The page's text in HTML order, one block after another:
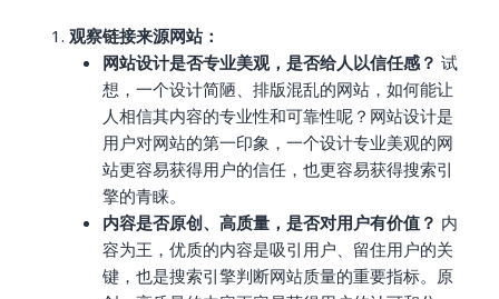
观察链接来源网站：
网站设计是否专业美观，是否给人以信任感？ 试
想，一个设计简陋、排版混乱的网站，如何能让
人相信其内容的专业性和可靠性呢？网站设计是
用户对网站的第一印象，一个设计专业美观的网
站更容易获得用户的信任，也更容易获得搜索引
擎的青睐。
内容是否原创、高质量，是否对用户有价值？ 内
容为王，优质的内容是吸引用户、留住用户的关
键，也是搜索引擎判断网站质量的重要指标。原